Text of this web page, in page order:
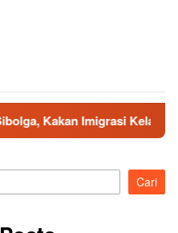
Kelas II Gercep Selesaikan
Cari